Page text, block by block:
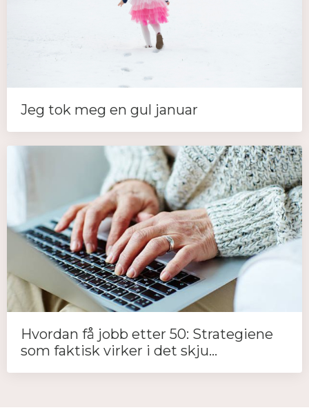
Jeg tok meg en gul januar
Hvordan få jobb etter 50: Strategiene
som faktisk virker i det skju...